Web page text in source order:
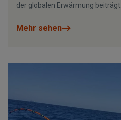
der globalen Erwärmung beiträgt.
Mehr sehen